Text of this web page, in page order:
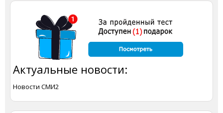
Актуальные новости:
Новости СМИ2